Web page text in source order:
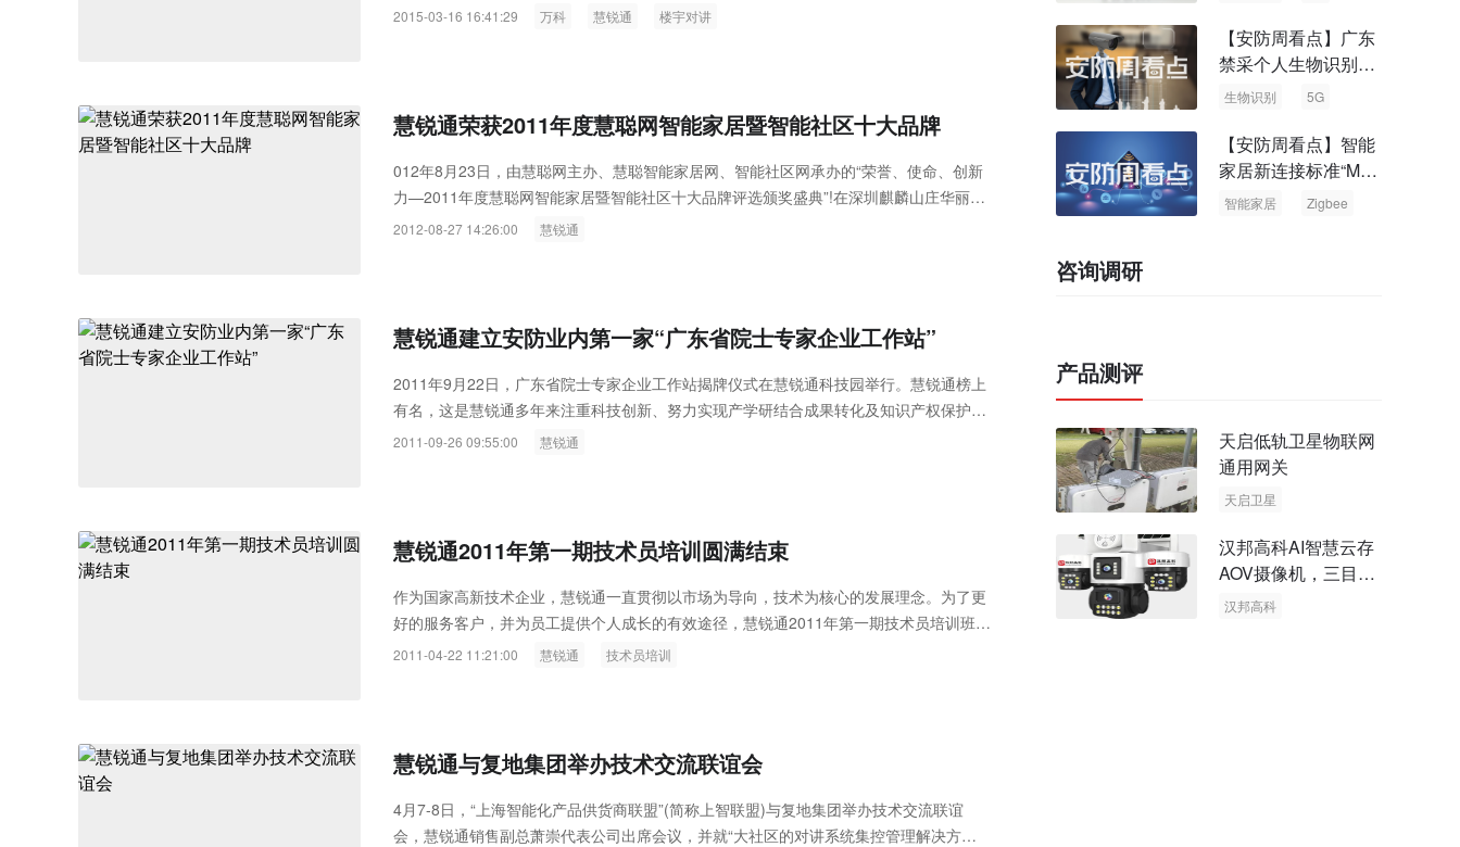
2015-03-16 16:41:29 万科 慧锐通 楼宇对讲
慧锐通荣获2011年度慧聪网智能家居暨智能社区十大品牌
012年8月23日，由慧聪网主办、慧聪智能家居网、智能社区网承办的“荣誉、使命、创新
力—2011年度慧聪网智能家居暨智能社区十大品牌评选颁奖盛典”!在深圳麒麟山庄华丽开
启...
2012-08-27 14:26:00 慧锐通
慧锐通建立安防业内第一家“广东省院士专家企业工作站”
2011年9月22日，广东省院士专家企业工作站揭牌仪式在慧锐通科技园举行。慧锐通榜上
有名，这是慧锐通多年来注重科技创新、努力实现产学研结合成果转化及知识产权保护的
结果，对慧锐通增强市场竞争力、增加经济效益、提升社会效益具有重要意义...
2011-09-26 09:55:00 慧锐通
慧锐通2011年第一期技术员培训圆满结束
作为国家高新技术企业，慧锐通一直贯彻以市场为导向，技术为核心的发展理念。为了更
好的服务客户，并为员工提供个人成长的有效途径，慧锐通2011年第一期技术员培训班于
3月8日开课，3月31日圆满结束...
2011-04-22 11:21:00 慧锐通 技术员培训
慧锐通与复地集团举办技术交流联谊会
4月7-8日，“上海智能化产品供货商联盟”(简称上智联盟)与复地集团举办技术交流联谊
会，慧锐通销售副总萧崇代表公司出席会议，并就“大社区的对讲系统集控管理解决方
【安防周看点】广东
禁采个人生物识别信
息 中国5G基站占全
生物识别 5G
【安防周看点】智能
家居新连接标准“Matt
er” Zigbee联盟更名
智能家居 Zigbee
咨询调研
产品测评
天启低轨卫星物联网
通用网关
天启卫星
汉邦高科AI智慧云存
AOV摄像机，三目太
阳能多摄球机
汉邦高科